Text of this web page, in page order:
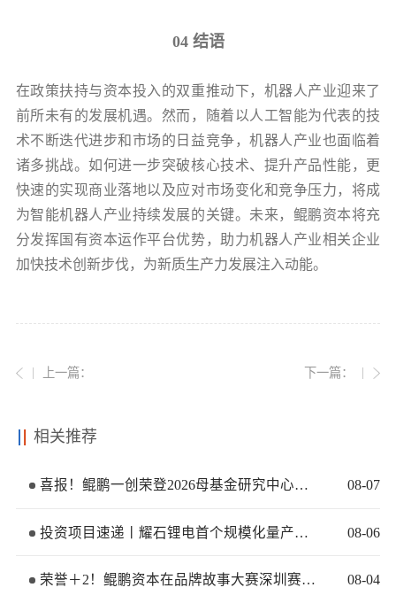
04 结语
在政策扶持与资本投入的双重推动下，机器人产业迎来了
前所未有的发展机遇。然而，随着以人工智能为代表的技
术不断迭代进步和市场的日益竞争，机器人产业也面临着
诸多挑战。如何进一步突破核心技术、提升产品性能，更
快速的实现商业落地以及应对市场变化和竞争压力，将成
为智能机器人产业持续发展的关键。未来，鲲鹏资本将充
分发挥国有资本运作平台优势，助力机器人产业相关企业
加快技术创新步伐，为新质生产力发展注入动能。
上一篇： 下一篇：
相关推荐
喜报！鲲鹏一创荣登2026母基金研究中心两大榜单 08-07
投资项目速递丨耀石锂电首个规模化量产基地签约落地 08-06
荣誉＋2！鲲鹏资本在品牌故事大赛深圳赛区再获佳绩 08-04